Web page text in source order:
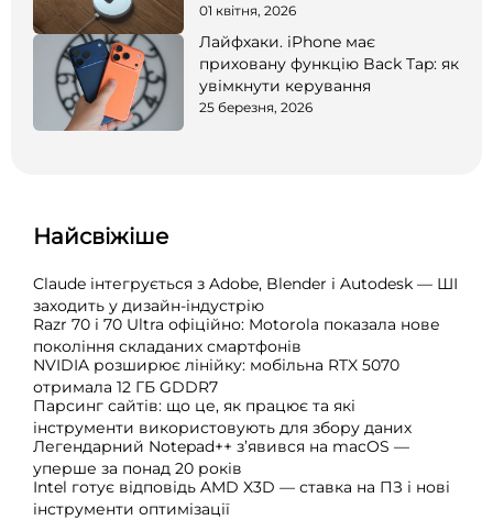
01 квітня, 2026
Лайфхаки. iPhone має
приховану функцію Back Tap: як
увімкнути керування
25 березня, 2026
Найсвіжіше
Claude інтегрується з Adobe, Blender і Autodesk — ШІ
заходить у дизайн-індустрію
Razr 70 і 70 Ultra офіційно: Motorola показала нове
покоління складаних смартфонів
NVIDIA розширює лінійку: мобільна RTX 5070
отримала 12 ГБ GDDR7
Парсинг сайтів: що це, як працює та які
інструменти використовують для збору даних
Легендарний Notepad++ з’явився на macOS —
уперше за понад 20 років
Intel готує відповідь AMD X3D — ставка на ПЗ і нові
інструменти оптимізації